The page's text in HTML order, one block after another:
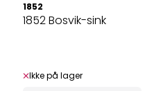
1852
1852 Bosvik-sink
Ikke på lager